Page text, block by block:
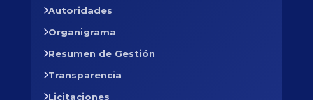
Autoridades
Organigrama
Resumen de Gestión
Transparencia
Licitaciones